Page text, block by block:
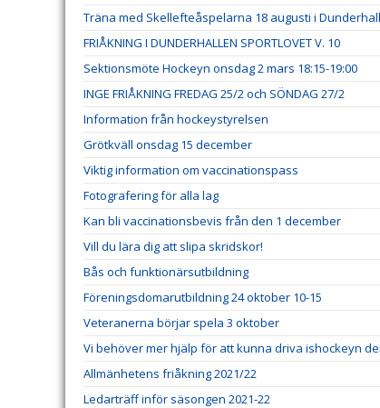
Träna med Skellefteåspelarna 18 augusti i
FRIÅKNING I DUNDERHALLEN SPORTLOVET V. 10
Sektionsmöte Hockeyn onsdag 2 mars 18:15-19:00
INGE FRIÅKNING FREDAG 25/2 och SÖNDAG 27/2
Information från hockeystyrelsen
Grötkväll onsdag 15 december
Viktig information om vaccinationspass
Fotografering för alla lag
Kan bli vaccinationsbevis från den 1 december
Vill du lära dig att slipa skridskor!
Bås och funktionärsutbildning
Föreningsdomarutbildning 24 oktober 10-15
Veteranerna börjar spela 3 oktober
Vi behöver mer hjälp för att kunna driva ishockeyn
Allmänhetens friåkning 2021/22
Ledarträff inför säsongen 2021-22